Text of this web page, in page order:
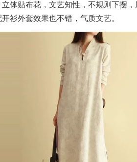
体贴布花，文艺知性，不规则下摆
衫外套效果也不错，气质文艺。